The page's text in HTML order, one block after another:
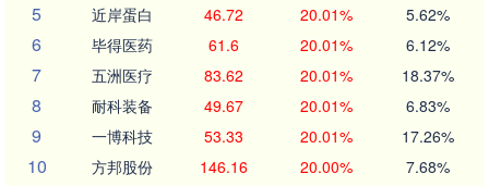
5 近岸蛋白 46.72 20.01% 5.62%
6 毕得医药 61.6 20.01% 6.12%
7 五洲医疗 83.62 20.01% 18.37%
8 耐科装备 49.67 20.01% 6.83%
9 一博科技 53.33 20.01% 17.26%
10 方邦股份 146.16 20.00% 7.68%